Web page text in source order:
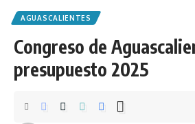
AGUASCALIENTES
Congreso de
presupuesto 2025